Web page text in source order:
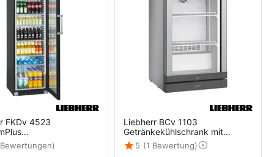
FKDv 4523
mit
Display und LED
Liebherr BCv 1103
Getränkekühlschrank mit
Glastür und LED Silver
5 (1 Bewertung)